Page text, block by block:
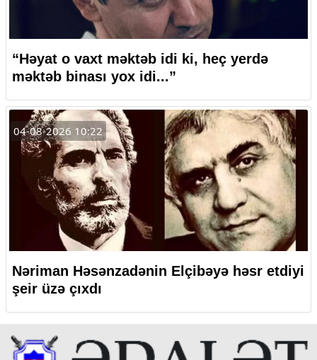
“Həyat o vaxt məktəb idi ki, heç yerdə
məktəb binası yox idi...”
04-08-2026 10:22
Nəriman Həsənzadənin Elçibəyə həsr etdiyi
şeir üzə çıxdı